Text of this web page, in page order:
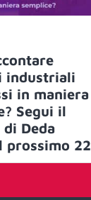
industriali
in maniera
Segui il
Deda
prossimo 22